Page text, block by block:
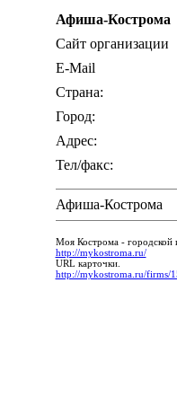
Афиша-Кострома
Сайт организации
E-Mail
Страна:
Город:
Адрес:
Тел/факс:
Афиша-Кострома
Моя Кострома - городской
http://mykostroma.ru/
URL карточки.
http://mykostroma.ru/firms/